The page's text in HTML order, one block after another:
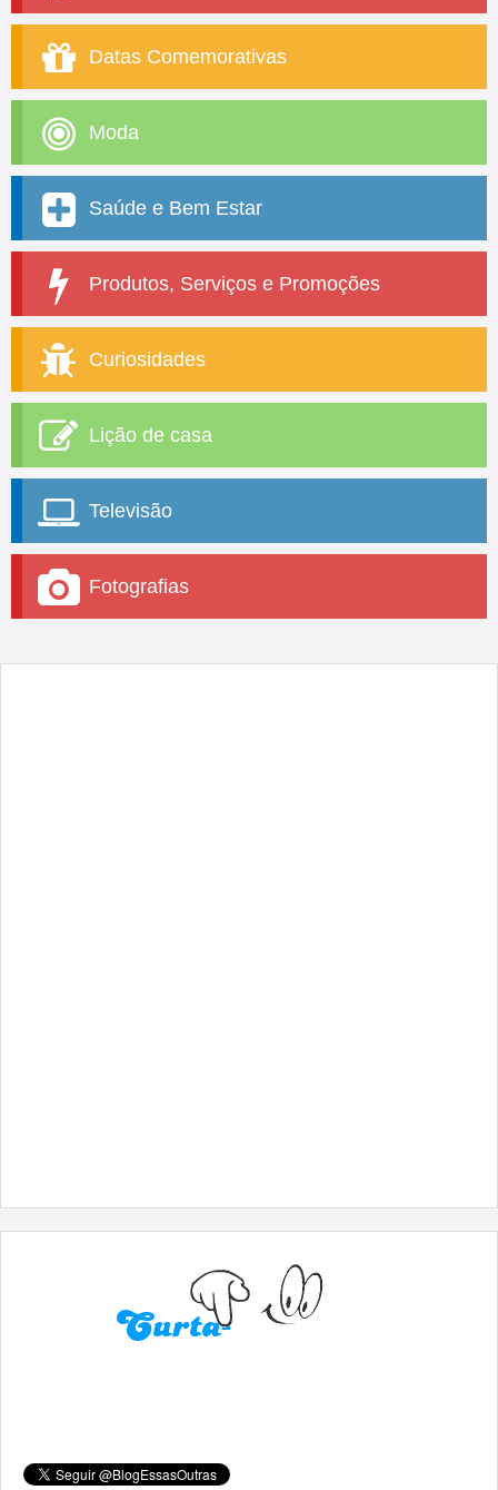
Datas Comemorativas
Moda
Saúde e Bem Estar
Produtos, Serviços e Promoções
Curiosidades
Lição de casa
Televisão
Fotografias